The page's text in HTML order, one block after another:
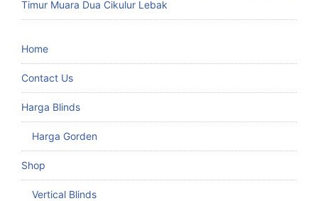
Timur Muara Dua Cikulur Lebak
Home
Contact Us
Harga Blinds
Harga Gorden
Shop
Vertical Blinds